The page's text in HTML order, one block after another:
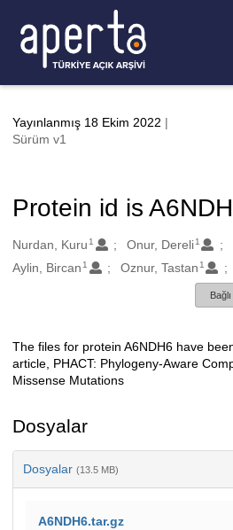
Yayınlanmış 18 Ekim 2022 |
Sürüm v1
Protein id is
Oluşturanlar
Nurdan, Kuru 1 Onur, Dereli 1
Aylin, Bircan 1 Oznur, Tastan 1
Açıklama
The files for protein A6NDH6 have
article, PHACT: Phylogeny-Aware
Missense Mutations
Dosyalar
Dosyalar (13.5 MB)
A6NDH6.tar.gz